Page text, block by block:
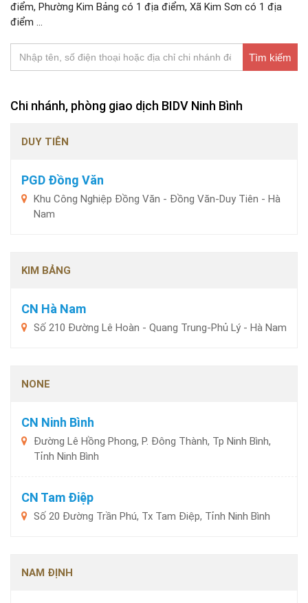
điểm, Phường Kim Bảng có 1 địa điểm, Xã Kim Sơn có 1 địa
điểm ...
Tìm kiếm
Chi nhánh, phòng giao dịch BIDV Ninh Bình
DUY TIÊN
PGD Đồng Văn
Khu Công Nghiệp Đồng Văn - Đồng Văn-Duy Tiên - Hà
Nam
KIM BẢNG
CN Hà Nam
Số 210 Đường Lê Hoàn - Quang Trung-Phủ Lý - Hà Nam
NONE
CN Ninh Bình
Đường Lê Hồng Phong, P. Đông Thành, Tp Ninh Bình,
Tỉnh Ninh Bình
CN Tam Điệp
Số 20 Đường Trần Phú, Tx Tam Điệp, Tỉnh Ninh Bình
NAM ĐỊNH